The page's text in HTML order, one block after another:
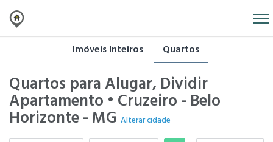
Imóveis Inteiros Quartos
Quartos para Alugar, Dividir
Apartamento • Cruzeiro - Belo
Horizonte - MG Alterar cidade